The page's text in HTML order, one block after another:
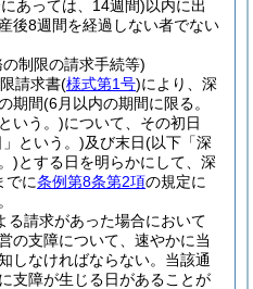
あっては、14週間)以内に出
後8週間を経過しない者でない
制限の請求手続等)
請求書(様式第1号)により、深
期間(6月以内の期間に限る。
いう。)について、その初日
という。)及び末日(以下「深
)とする日を明らかにして、深
でに条例第8条第2項の規定に
る請求があった場合において
の支障について、速やかに当
しなければならない。 当該通
支障が生じる日があることが